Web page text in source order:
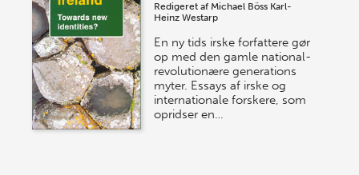
Redigeret af Michael Böss Karl-
Heinz Westarp
En ny tids irske forfattere gør
op med den gamle national-
revolutionære generations
myter. Essays af irske og
internationale forskere, som
opridser en…